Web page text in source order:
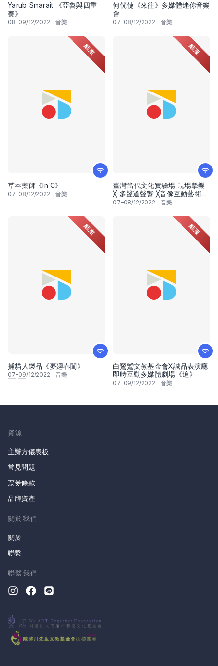
Yarub Smarait 《亞魯與四重
奏》
08–09/12/2022 · 音樂
何侊倢《來往》多媒體迷你音樂
會
07–08/12/2022 · 音樂
結束
草本藥師《In C》
07–08/12/2022 · 音樂
結束
臺灣當代文化實驗場 現場擊樂
╳ 多聲道聲響 ╳音像互動藝術
《潘朵拉幻象：迴聲震盪》
07–08/12/2022 · 音樂
結束
捕貓人製品《夢廻春閨》
07–09/12/2022 · 音樂
結束
白鷺鷥文教基金會X誠品表演廳
即時互動多媒體劇場《追》
07–09/12/2022 · 音樂
資源
主辦方儀表板
常見問題
票券條款
品牌資產
關於我們
關於
聯繫
聯繫我們